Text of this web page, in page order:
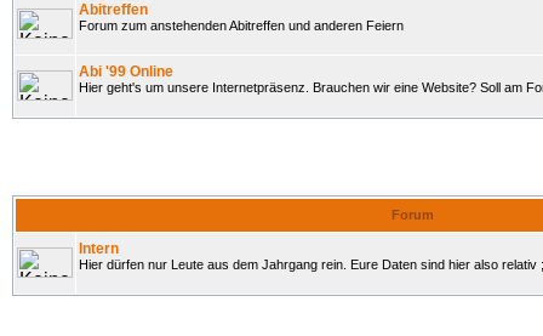
Abitreffen
Forum zum anstehenden Abitreffen und anderen Feiern
Abi '99 Online
Hier geht's um unsere Internetpräsenz. Brauchen wir eine Website? Soll am
Forum
Intern
Hier dürfen nur Leute aus dem Jahrgang rein. Eure Daten sind hier also relativ